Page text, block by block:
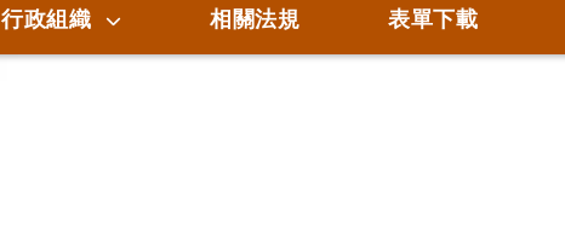
行政組織 相關法規 表單下載